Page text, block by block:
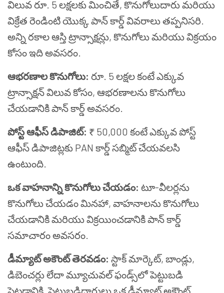
విలువ రూ. 5 లక్షలకు మించితే, కొనుగోలుదారు మరియు
విక్రేత రెండింటి యొక్క పాన్ కార్డ్ వివరాలు తప్పనిసరి.
అన్ని రకాల ఆస్తి ట్రాన్సాక్షన్లు, కొనుగోలు మరియు విక్రయం
కోసం ఇది అవసరం.
ఆభరణాల కొనుగోలు: రూ. 5 లక్షల కంటే ఎక్కువ
ట్రాన్సాక్షన్ విలువ కోసం, ఆభరణాలను కొనుగోలు
చేయడానికి పాన్ కార్డ్ అవసరం.
పోస్ట్ ఆఫీస్ డిపాజిట్: ₹ 50,000 కంటే ఎక్కువ పోస్ట్
ఆఫీస్ డిపాజిట్లకు PAN కార్డ్ సబ్మిట్ చేయవలసి
ఉంటుంది.
ఒక వాహనాన్ని కొనుగోలు చేయడం: టూ-వీలర్లను
కొనుగోలు చేయడం మినహా, వాహనాలను కొనుగోలు
చేయడానికి మరియు విక్రయించడానికి పాన్ కార్డ్
సమాచారం అవసరం.
డీమ్యాట్ అకౌంట్ తెరవడం: స్టాక్ మార్కెట్, బాండ్లు,
డిబెంచర్లు లేదా మ్యూచువల్ ఫండ్స్‌లో పెట్టుబడి
పెట్టడానికి, పెట్టుబడిదారులు ఒక డీమ్యాట్ అకౌంట్